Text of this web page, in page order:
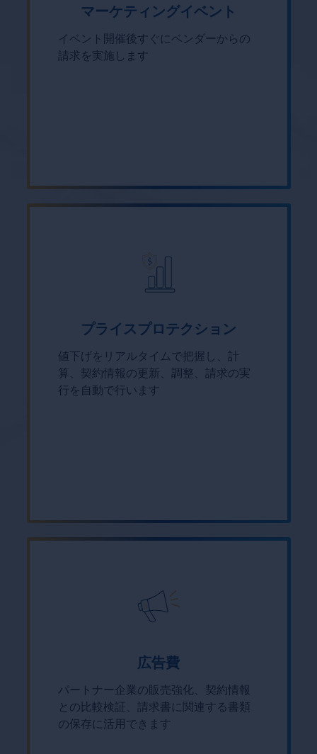
マーケティングイベント
イベント開催後すぐにベンダーからの
請求を実施します
プライスプロテクション
値下げをリアルタイムで把握し、計
算、契約情報の更新、調整、請求の実
行を自動で行います
広告費
パートナー企業の販売強化、契約情報
との比較検証、請求書に関連する書類
の保存に活用できます